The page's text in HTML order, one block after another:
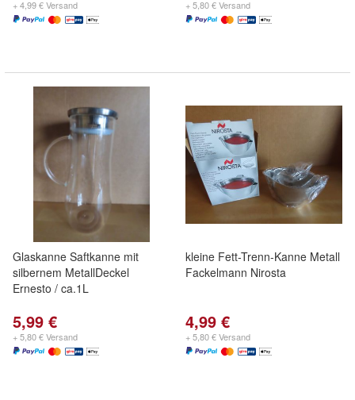
+ 4,99 € Versand + 5,80 € Versand
Glaskanne Saftkanne mit
silbernem MetallDeckel
Ernesto / ca.1L
5,99 €
+ 5,80 € Versand
kleine Fett-Trenn-Kanne Metall
Fackelmann Nirosta
4,99 €
+ 5,80 € Versand